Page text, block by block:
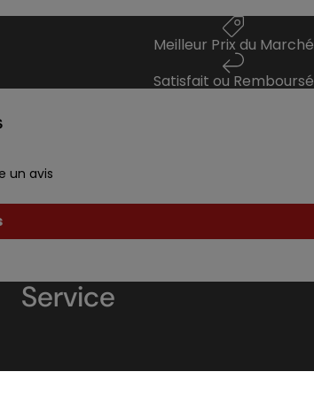
Meilleur Prix du Marché
Satisfait ou Remboursé
un avis
Service